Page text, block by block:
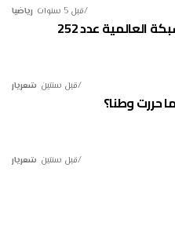
رياضيا قبل 5 سنوات
العالمية عدد 252
شعريار قبل سنتين
حررت وطنا؟
شعريار قبل سنتين